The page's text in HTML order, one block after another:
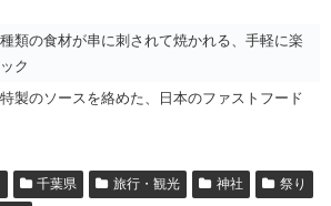
類の食材が串に刺されて焼かれる、手軽に楽
ク
製のソースを絡めた、日本のファストフード
千葉県 旅行・観光 神社
祭り